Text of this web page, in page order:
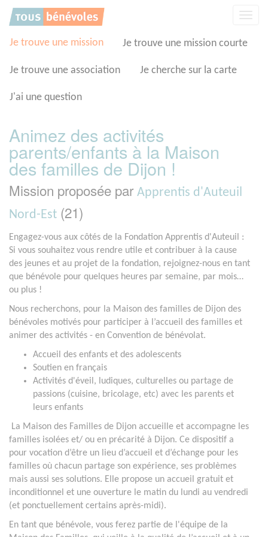
Je trouve une mission Je trouve une mission courte
Je trouve une association Je cherche sur la carte
J'ai une question
Animez des activités
parents/enfants à la Maison
des familles de Dijon !
Mission proposée par Apprentis d'Auteuil
Nord-Est (21)
Engagez-vous aux côtés de la Fondation Apprentis d'Auteuil :
Si vous souhaitez vous rendre utile et contribuer à la cause
des jeunes et au projet de la fondation, rejoignez-nous en tant
que bénévole pour quelques heures par semaine, par mois…
ou plus !
Nous recherchons, pour la Maison des familles de Dijon des
bénévoles motivés pour participer à l’accueil des familles et
animer des activités - en Convention de bénévolat.
Accueil des enfants et des adolescents
Soutien en français
Activités d'éveil, ludiques, culturelles ou partage de
passions (cuisine, bricolage, etc) avec les parents et
leurs enfants
La Maison des Familles de Dijon accueille et accompagne les
familles isolées et/ ou en précarité à Dijon. Ce dispositif a
pour vocation d’être un lieu d’accueil et d’échange pour les
familles où chacun partage son expérience, ses problèmes
mais aussi ses solutions. Elle propose un accueil gratuit et
inconditionnel et une ouverture le matin du lundi au vendredi
(et ponctuellement certains après-midi).
En tant que bénévole, vous ferez partie de l'équipe de la
Panneau de gestion des cookies